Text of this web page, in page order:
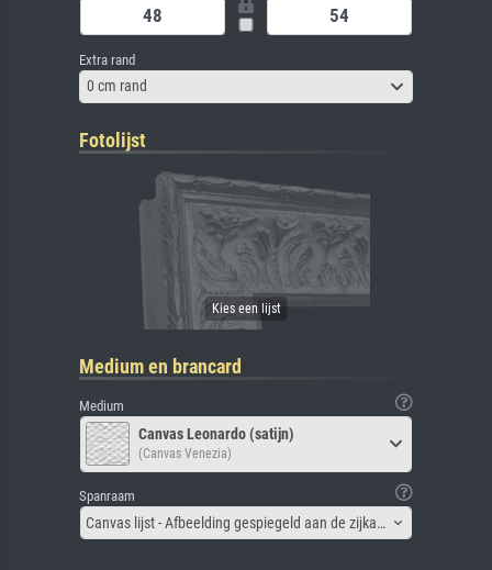
Extra rand
0 cm rand
Fotolijst
Medium en brancard
Medium
Canvas Leonardo (satijn)
(Canvas Venezia)
Spanraam
Canvas lijst - Afbeelding gespiegeld aan de zijkant